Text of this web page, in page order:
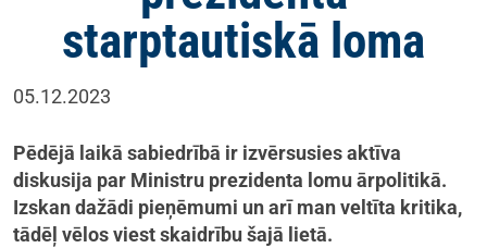
starptautiskā loma
05.12.2023
Pēdējā laikā sabiedrībā ir izvērsusies aktīva
diskusija par Ministru prezidenta lomu ārpolitikā.
Izskan dažādi pieņēmumi un arī man veltīta kritika,
tādēļ vēlos viest skaidrību šajā lietā.